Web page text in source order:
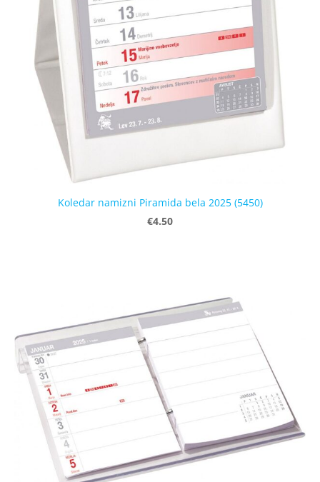
Koledar namizni Piramida bela 2025 (5450)
€4.50